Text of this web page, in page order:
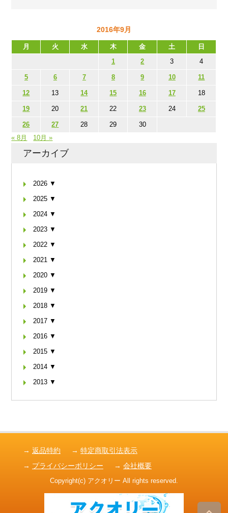
2016年9月
月 火 水 木 金 土
日
1
2 3 4
5 6 7 8 9 10 11
12 13 14 15 16 17 18
19 20 21 22 23 24 25
26 27 28 29
30
« 8月
10月 »
アーカイブ
2026 ▼
2025 ▼
2024 ▼
2023 ▼
2022 ▼
2021 ▼
2020 ▼
2019 ▼
2018 ▼
2017 ▼
2016 ▼
2015 ▼
2014 ▼
2013 ▼
→ 返品特約 → 特定商取引法表示
→ プライバシーポリシー → 会社概要
Copyright(c) アクオリー All rights reserved.